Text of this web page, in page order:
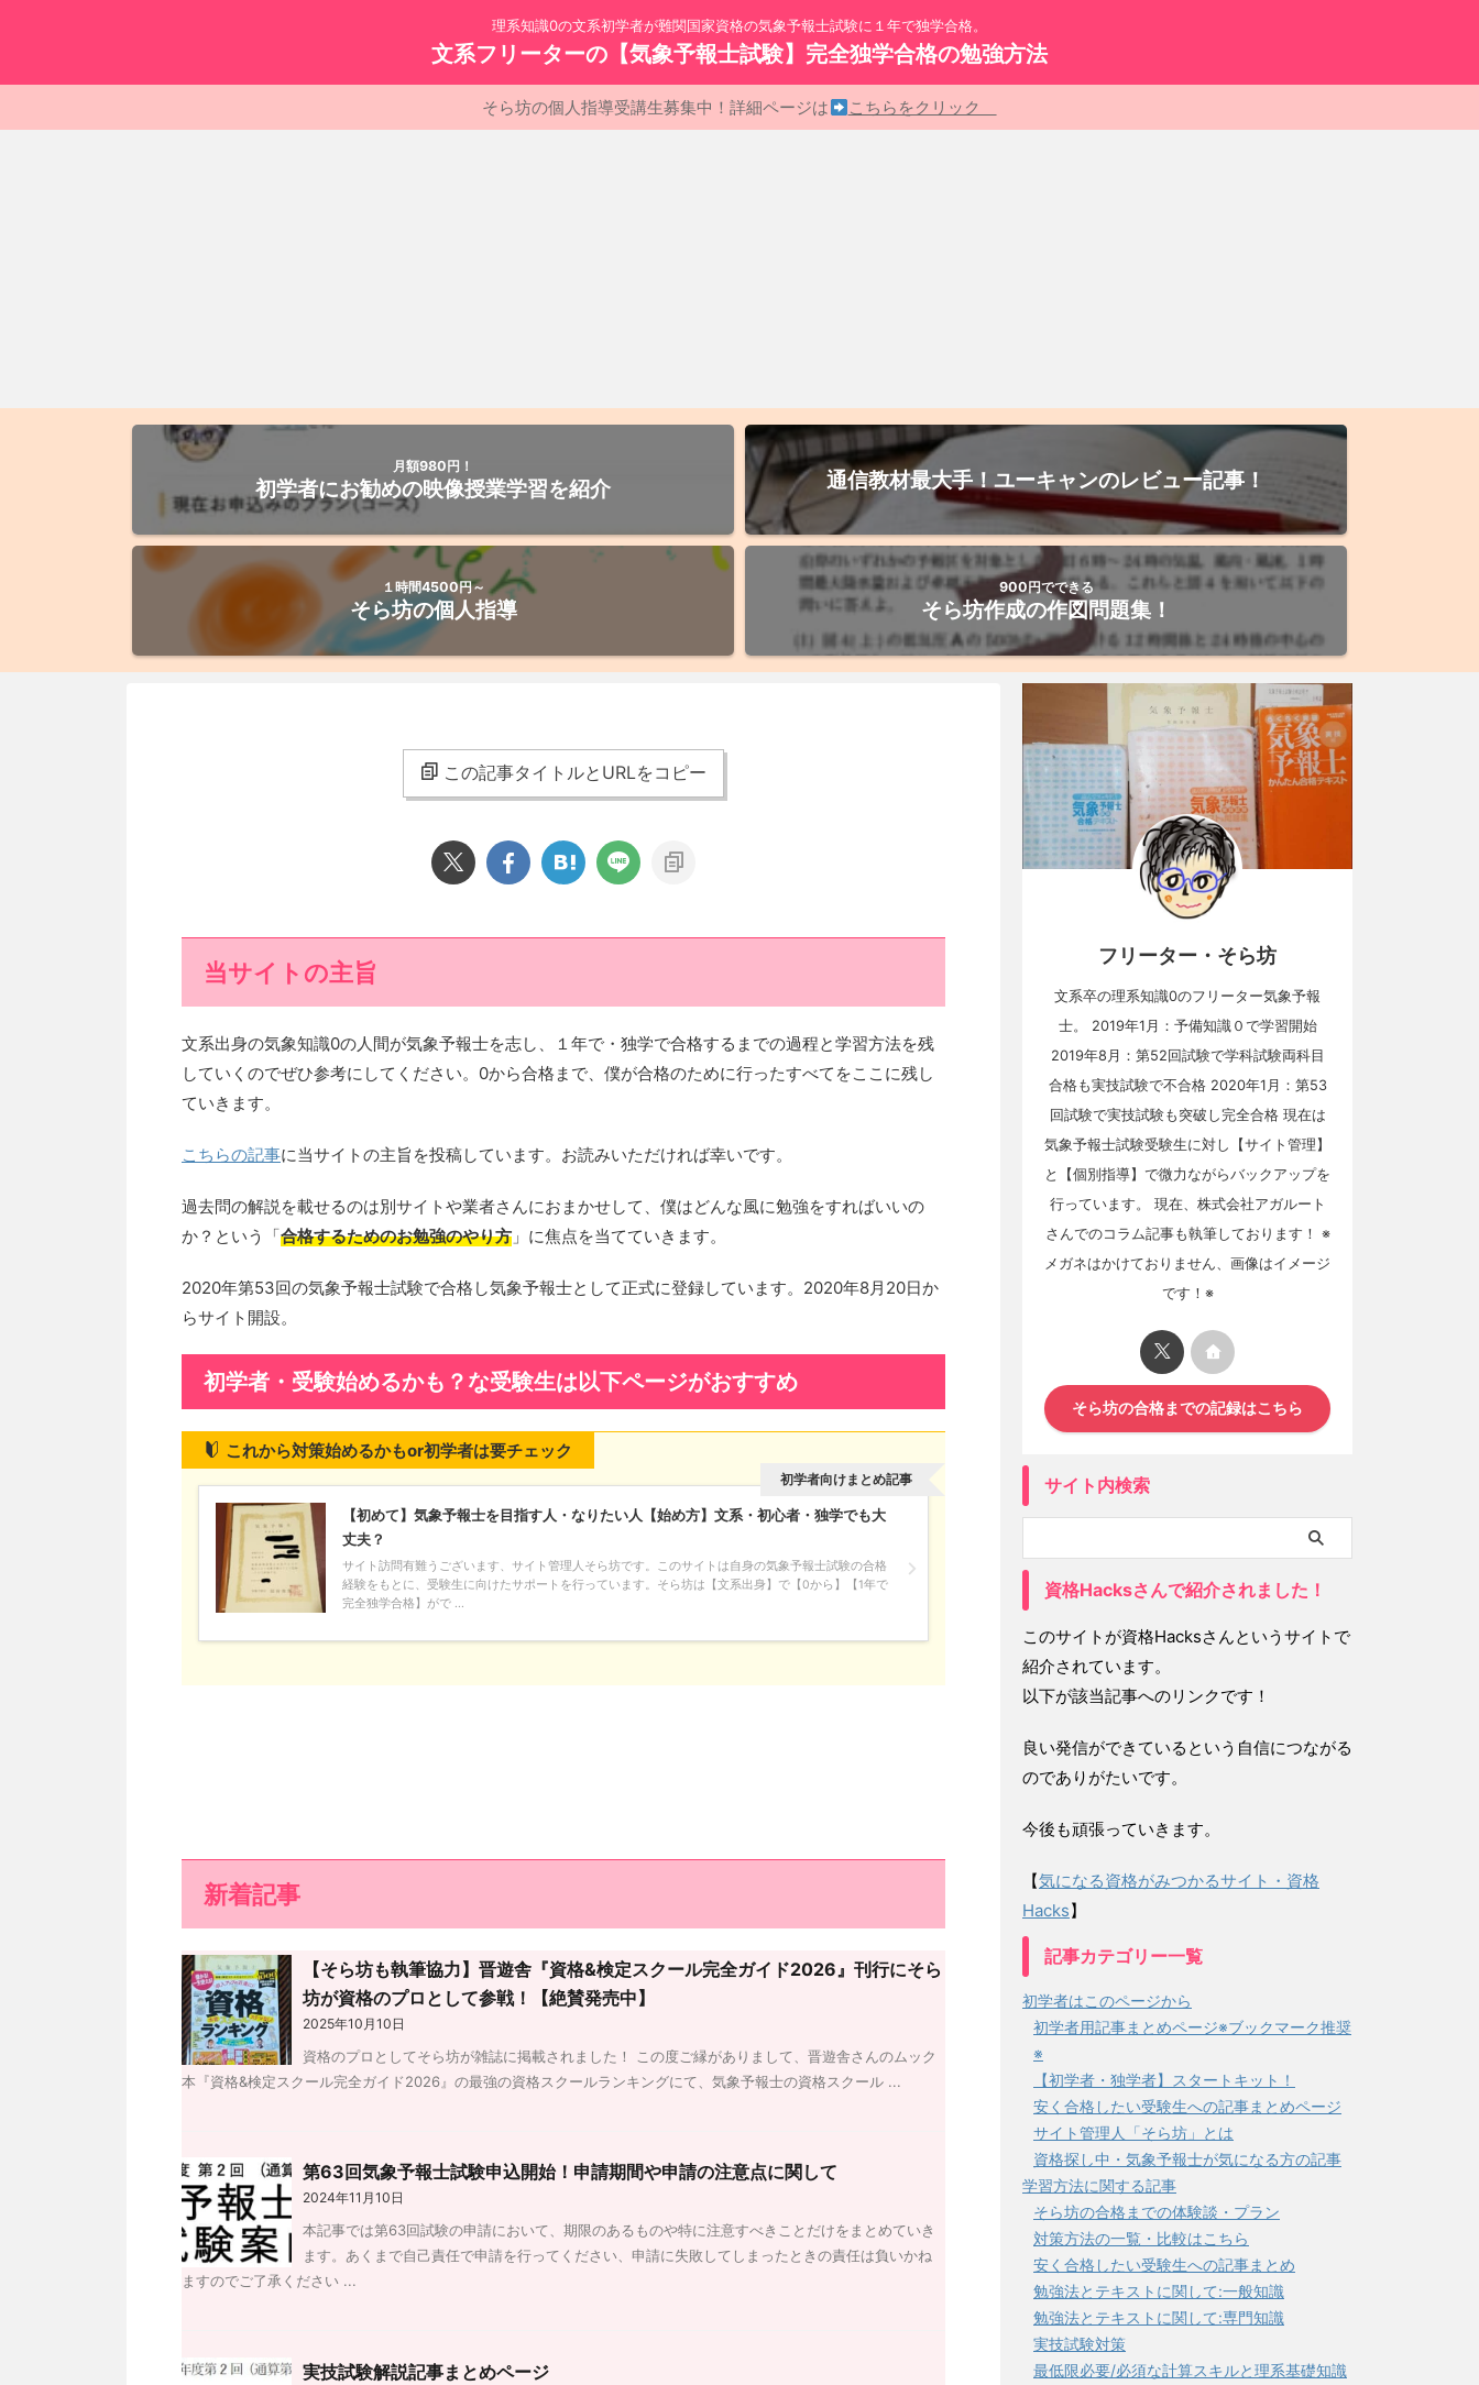
理系知識0の文系初学者が難関国家資格の気象予報士試験に１年で独学合格。
文系フリーターの【気象予報士試験】完全独学合格の勉強方法
そら坊の個人指導受講生募集中！詳細ページは こちらをクリック
月額980円！
初学者にお勧めの映像授業学習を紹介 通信教材最大手！ユーキャンのレビュー記事！
１時間4500円～
そら坊の個人指導
900円でできる
そら坊作成の作図問題集！
この記事タイトルとURLをコピー
当サイトの主旨
文系出身の気象知識0の人間が気象予報士を志し、１年で・独学で合格するまでの過程と学習方法を残
していくのでぜひ参考にしてください。0から合格まで、僕が合格のために行ったすべてをここに残し
ていきます。
こちらの記事に当サイトの主旨を投稿しています。お読みいただければ幸いです。
過去問の解説を載せるのは別サイトや業者さんにおまかせして、僕はどんな風に勉強をすればいいの
か？という「合格するためのお勉強のやり方 」に焦点を当てていきます。
2020年第53回の気象予報士試験で合格し気象予報士として正式に登録しています。2020年8月20日か
らサイト開設。
初学者・受験始めるかも？な受験生は以下ページがおすすめ
これから対策始めるかもor初学者は要チェック
【初めて】気象予報士を目指す人・なりたい人【始め方】文系・初心者・独学でも大
丈夫？
サイト訪問有難うございます、サイト管理人そら坊です。このサイトは自身の気象予報士試験の合格
経験をもとに、受験生に向けたサポートを行っています。そら坊は【文系出身】で【0から】【1年で
完全独学合格】がで ...
初学者向けまとめ記事
新着記事
【そら坊も執筆協力】晋遊舎『資格&検定スクール完全ガイド2026』刊行にそら
坊が資格のプロとして参戦！【絶賛発売中】
2025年10月10日
資格のプロとしてそら坊が雑誌に掲載されました！ この度ご縁がありまして、晋遊舎さんのムック
本『資格&検定スクール完全ガイド2026』の最強の資格スクールランキングにて、気象予報士の資格スクール ...
第63回気象予報士試験申込開始！申請期間や申請の注意点に関して
2024年11月10日
本記事では第63回試験の申請において、期限のあるものや特に注意すべきことだけをまとめていき
ます。あくまで自己責任で申請を行ってください、申請に失敗してしまったときの責任は負いかね
ますのでご了承ください ...
実技試験解説記事まとめページ
フリーター・そら坊
文系卒の理系知識0のフリーター気象予報
士。 2019年1月：予備知識０で学習開始
2019年8月：第52回試験で学科試験両科目
合格も実技試験で不合格 2020年1月：第53
回試験で実技試験も突破し完全合格 現在は
気象予報士試験受験生に対し【サイト管理】
と【個別指導】で微力ながらバックアップを
行っています。 現在、株式会社アガルート
さんでのコラム記事も執筆しております！ ※
メガネはかけておりません、画像はイメージ
です！※
そら坊の合格までの記録はこちら
サイト内検索
資格Hacksさんで紹介されました！
このサイトが資格Hacksさんというサイトで
紹介されています。
以下が該当記事へのリンクです！
良い発信ができているという自信につながる
のでありがたいです。
今後も頑張っていきます。
【気になる資格がみつかるサイト・資格
Hacks】
記事カテゴリー一覧
初学者はこのページから
初学者用記事まとめページ※ブックマーク推奨
※
【初学者・独学者】スタートキット！
安く合格したい受験生への記事まとめページ
サイト管理人「そら坊」とは
資格探し中・気象予報士が気になる方の記事
学習方法に関する記事
そら坊の合格までの体験談・プラン
対策方法の一覧・比較はこちら
安く合格したい受験生への記事まとめ
勉強法とテキストに関して:一般知識
勉強法とテキストに関して:専門知識
実技試験対策
最低限必要/必須な計算スキルと理系基礎知識